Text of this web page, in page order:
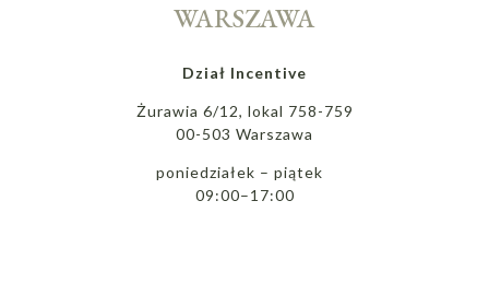
WARSZAWA
Dział Incentive
Żurawia 6/12, lokal 758-759
00-503 Warszawa
poniedziałek – piątek
09:00–17:00